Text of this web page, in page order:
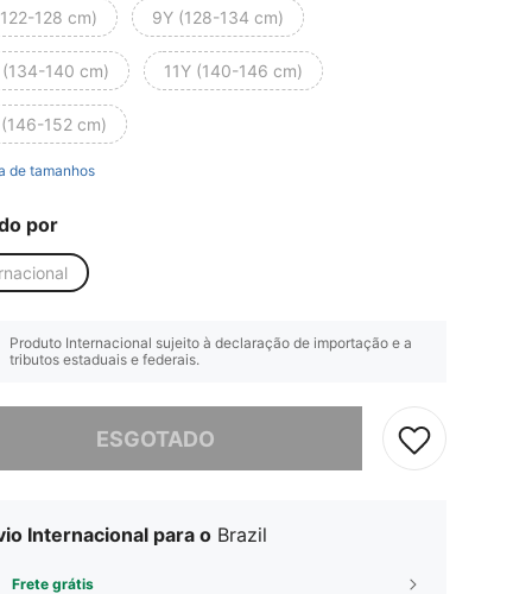
128 cm) 9Y (128-134 cm)
(134-140 cm) 11Y (140-146 cm)
(146-152 cm)
de tamanhos
por
Produto Internacional sujeito à declaração de importação e a
tributos estaduais e federais.
ESGOTADO
Internacional para o Brazil
Frete grátis